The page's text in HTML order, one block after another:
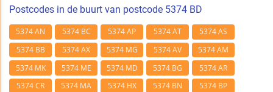
Postcodes in de buurt van postcode 5374 BD
5374 AN 5374 BC 5374 AP 5374 AT
5374 AS
5374 BB
5374 AX 5374 MG 5374 AV
5374 AM
5374 MK
5374 ME 5374 MD 5374 BG
5374 AR
5374 CR
5374 MA 5374 HX 5374 BN 5374 BP